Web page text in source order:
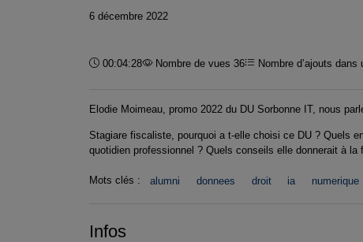
6 décembre 2022
Durée :
00:04:28 Nombre de vues 36 Nombre d’ajouts
Elodie Moimeau, promo 2022 du DU Sorbonne IT, nous
Stagiare fiscaliste, pourquoi a t-elle choisi ce DU ? Quels
quotidien professionnel ? Quels conseils elle donnerait à la
Mots clés : alumni donnees droit ia numerique
Infos